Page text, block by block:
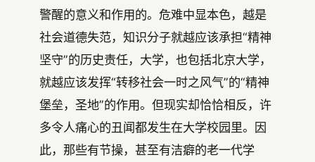
警醒的意义和作用的。危难中显本色，越是
社会道德失范，知识分子就越应该承担“精神
坚守”的历史责任，大学，也包括北京大学，
就越应该发挥“转移社会一时之风气”的“精神
堡垒，圣地”的作用。但现实却恰恰相反，许
多令人痛心的丑闻都发生在大学校园里。因
此，那些有节操，甚至有洁癖的老一代学